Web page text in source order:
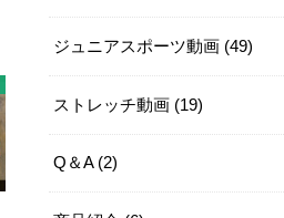
ジュニアスポーツ動画 (49)
ストレッチ動画 (19)
Q＆A (2)